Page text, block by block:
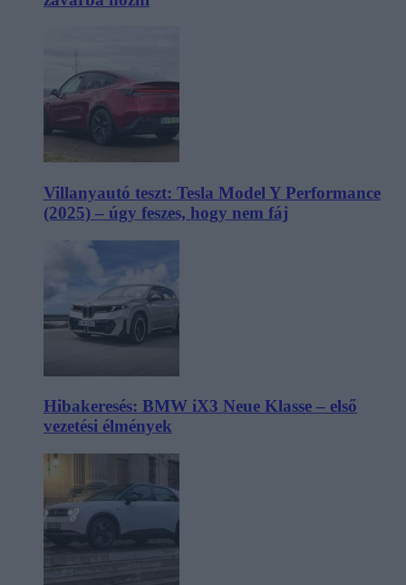
Villanyautó teszt: Tesla Model Y Performance
(2025) – úgy feszes, hogy nem fáj
Hibakeresés: BMW iX3 Neue Klasse – első
vezetési élmények